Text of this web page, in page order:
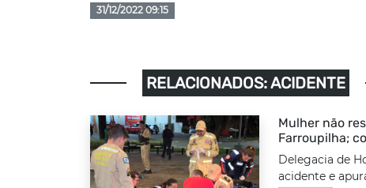
31/12/2022 09:15
RELACIONADOS: ACIDENTE
Mulher não
Farroupilha;
Delegacia de
acidente e